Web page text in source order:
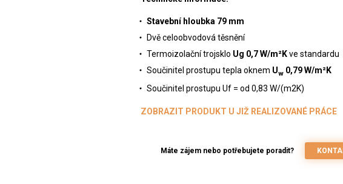
Stavební hloubka 79 mm
Dvě celoobvodová těsnění
Termoizolační trojsklo Ug 0,7 W/m²Kve standardu
Součinitel prostupu tepla oknem Uw 0,79 W/m²K
Součinitel prostupu Uf = od 0,83 W/(m2K)
ZOBRAZIT PRODUKT U JIŽ REALIZOVANÉ PRÁCE
Máte zájem nebo potřebujete poradit?